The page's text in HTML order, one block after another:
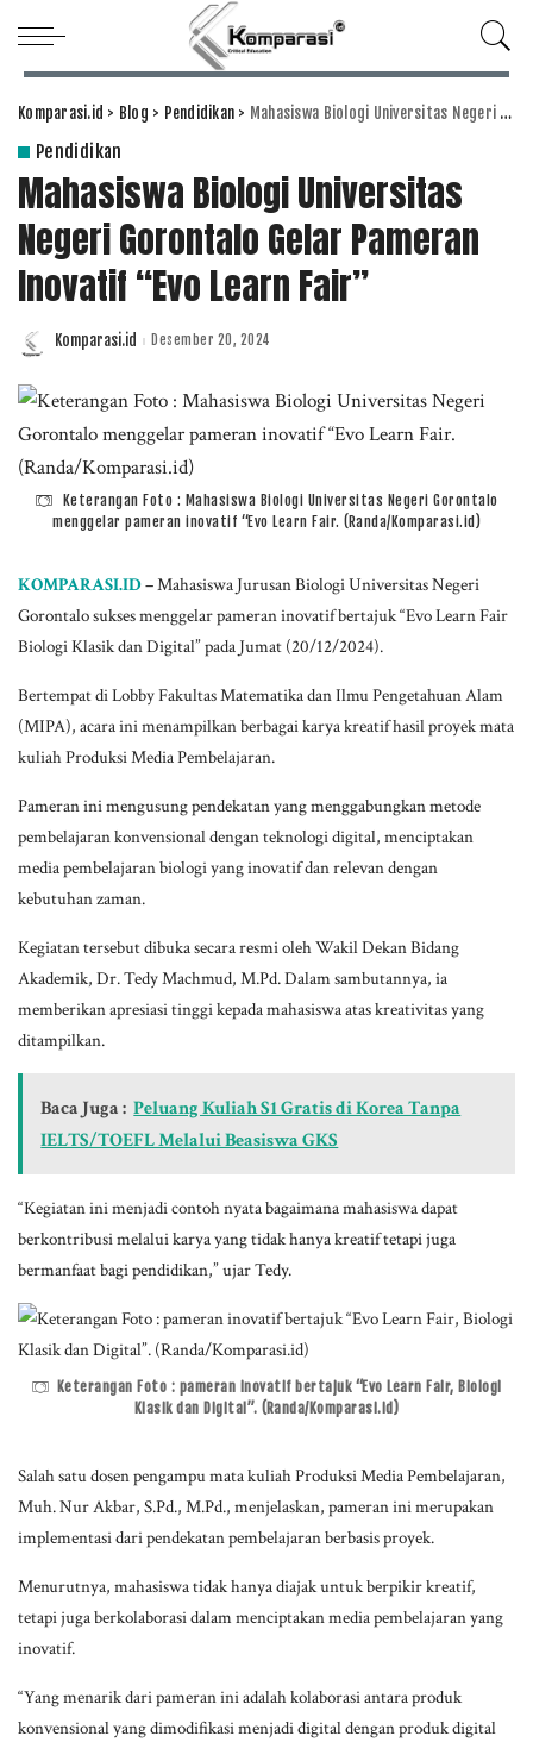
Komparasi.id > Blog > Pendidikan > Mahasiswa Biologi Universitas Negeri Gorontalo Gelar Pameran Inovatif “Evo Learn Fair”
Pendidikan
Mahasiswa Biologi Universitas
Negeri Gorontalo Gelar Pameran
Inovatif “Evo Learn Fair”
Posted
Komparasi.id Desember 20, 2024
Keterangan Foto : Mahasiswa Biologi Universitas Negeri Gorontalo
menggelar pameran inovatif “Evo Learn Fair. (Randa/Komparasi.id)
KOMPARASI.ID–Mahasiswa Jurusan Biologi Universitas Negeri
Gorontalo sukses menggelar pameran inovatif bertajuk “Evo Learn Fair
Biologi Klasik dan Digital” pada Jumat (20/12/2024).
Bertempat di Lobby Fakultas Matematika dan Ilmu Pengetahuan Alam
(MIPA), acara ini menampilkan berbagai karya kreatif hasil proyek mata
kuliah Produksi Media Pembelajaran.
Pameran ini mengusung pendekatan yang menggabungkan metode
pembelajaran konvensional dengan teknologi digital, menciptakan
media pembelajaran biologi yang inovatif dan relevan dengan
kebutuhan zaman.
Kegiatan tersebut dibuka secara resmi oleh Wakil Dekan Bidang
Akademik, Dr. Tedy Machmud, M.Pd. Dalam sambutannya, ia
memberikan apresiasi tinggi kepada mahasiswa atas kreativitas yang
ditampilkan.
Baca Juga : Peluang Kuliah S1 Gratis di Korea Tanpa
IELTS/TOEFL Melalui Beasiswa GKS
“Kegiatan ini menjadi contoh nyata bagaimana mahasiswa dapat
berkontribusi melalui karya yang tidak hanya kreatif tetapi juga
bermanfaat bagi pendidikan,” ujar Tedy.
Keterangan Foto : pameran inovatif bertajuk “Evo Learn Fair, Biologi
Klasik dan Digital”. (Randa/Komparasi.id)
Salah satu dosen pengampu mata kuliah Produksi Media Pembelajaran,
Muh. Nur Akbar, S.Pd., M.Pd., menjelaskan, pameran ini merupakan
implementasi dari pendekatan pembelajaran berbasis proyek.
Menurutnya, mahasiswa tidak hanya diajak untuk berpikir kreatif,
tetapi juga berkolaborasi dalam menciptakan media pembelajaran yang
inovatif.
“Yang menarik dari pameran ini adalah kolaborasi antara produk
konvensional yang dimodifikasi menjadi digital dengan produk digital